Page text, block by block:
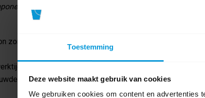
Toestemming
Deze website maakt gebruik van cookies
We gebruiken cookies om content en advertenties
waar meer dan 0,1% lood (CAS-nr. 7439-92-1) in zit.
zorgt voor veelzijdig schoonmaakgemak.
tot wel 44%, snel en flexibel laden dankzij de fast
Nu-Track telemetriesysteem.